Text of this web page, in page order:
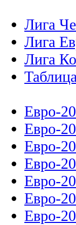
Лига
Лига
Лига
Евро-
Евро-
Евро-
Евро-
Евро-
Евро-
Евро-